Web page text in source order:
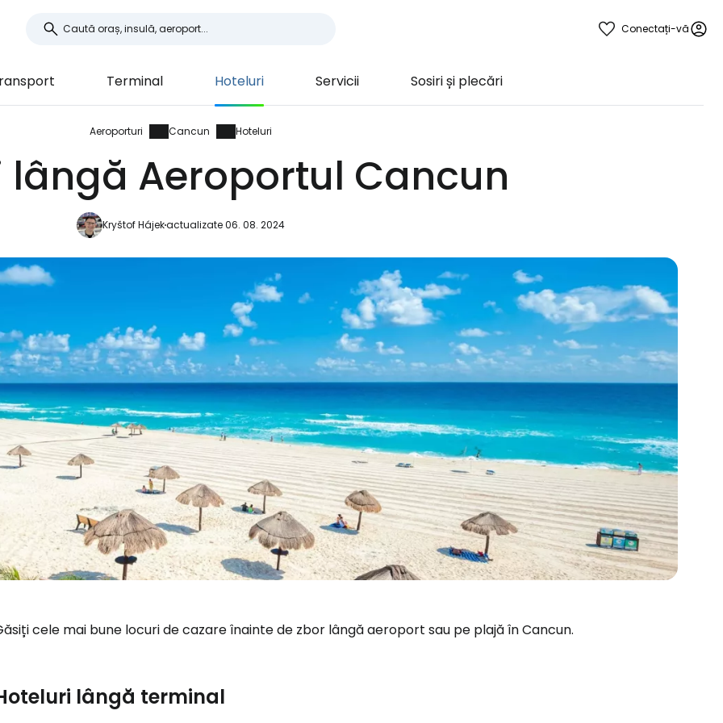
Conectați-vă
Terminal Hoteluri Servicii Sosiri și plecări
Aeroporturi Cancun Hoteluri
lângă Aeroportul Cancun
Kryštof Hájekactualizate 06. 08. 2024
cele mai bune locuri de cazare înainte de zbor lângă aeroport sau pe plajă în Cancun.
lângă terminal